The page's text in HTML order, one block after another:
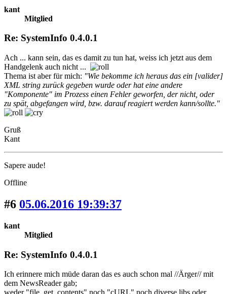
kant
Mitglied
Re: SystemInfo 0.4.0.1
Ach ... kann sein, das es damit zu tun hat, weiss ich jetzt aus dem
Handgelenk auch nicht ...
Thema ist aber für mich: "Wie bekomme ich heraus das ein [valider]
XML string zurück gegeben wurde oder hat eine andere
"Komponente" im Prozess einen Fehler geworfen, der nicht, oder
zu spät, abgefangen wird, bzw. darauf reagiert werden kann/sollte."
Gruß
Kant
Sapere aude!
Offline
#6 05.06.2016 19:39:37
kant
Mitglied
Re: SystemInfo 0.4.0.1
Ich erinnere mich müde daran das es auch schon mal //Ärger// mit
dem NewsReader gab;